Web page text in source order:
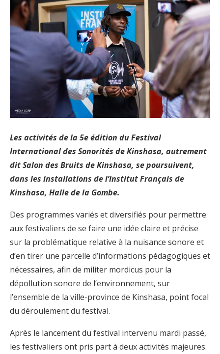
Les activités de la 5e édition du Festival
International des Sonorités de Kinshasa, autrement
dit Salon des Bruits de Kinshasa, se poursuivent,
dans les installations de l’Institut Français de
Kinshasa, Halle de la Gombe.
Des programmes variés et diversifiés pour permettre
aux festivaliers de se faire une idée claire et précise
sur la problématique relative à la nuisance sonore et
d’en tirer une parcelle d’informations pédagogiques et
nécessaires, afin de militer mordicus pour la
dépollution sonore de l’environnement, sur
l’ensemble de la ville-province de Kinshasa, point focal
du déroulement du festival.
Après le lancement du festival intervenu mardi passé,
les festivaliers ont pris part à deux activités majeures.